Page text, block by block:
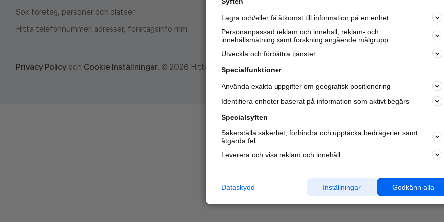
Sök företag, personer och platser.
Hitta telefonnummer, adresser, företagsinfo mm.
nya kunder och
samarbetspartners nära dig.
Läs mer här
Privacy Policy och Cookie Inställningar. © 2026 Hitta.se
Lagra och/eller få åtkomst till information på en enhet
Personanpassad reklam och innehåll, reklam- och
innehållsmätning samt forskning angående målgrupp
Utveckla och förbättra tjänster
Specialfunktioner
Använda exakta uppgifter om geografisk positionering
Identifiera enheter baserat på information som aktivt begärs
Specialsyften
Säkerställa säkerhet, förhindra och upptäcka bedrägerier samt
åtgärda fel
Leverera och visa reklam och innehåll
Godkänn alla
Inställningar
Dataskydd